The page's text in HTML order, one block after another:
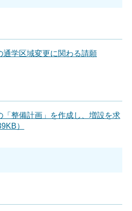
通学区域変更に関わる請願
「整備計画」を作成し、増設を求
）